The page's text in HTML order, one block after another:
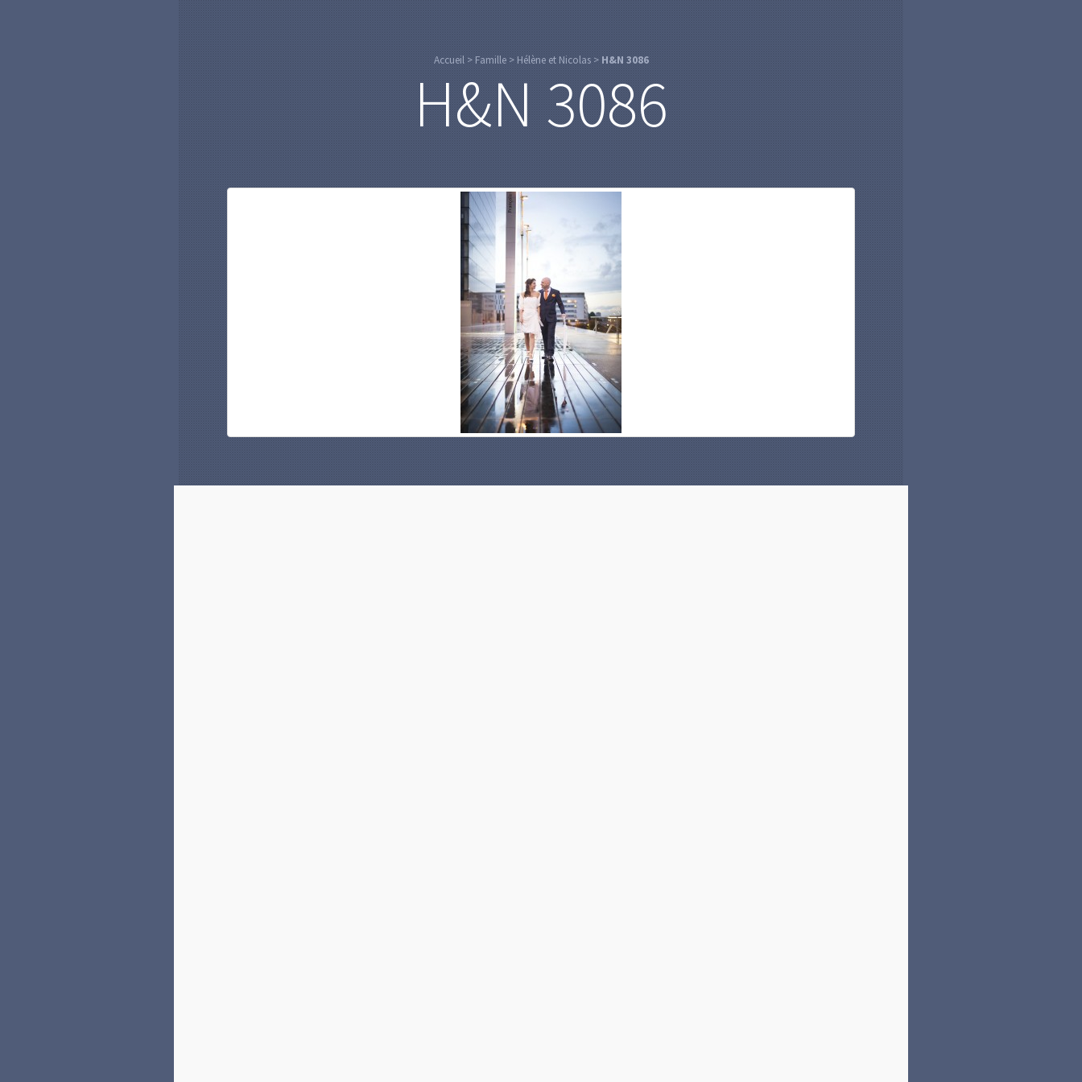
Accueil>Famille>Hélène et Nicolas> H&N 3086
H&N 3086